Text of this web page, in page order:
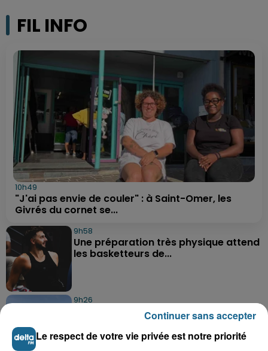
FIL INFO
10h49
"J'ai pas envie de couler" : à Saint-Omer, les
Givrés du cornet se...
9h58
Une préparation très physique attend
les basketteurs de...
9h26
Des super-héros dans le ciel de
Grand-Fort-Philippe
Le respect de votre vie privée est notre priorité
Continuer sans accepter